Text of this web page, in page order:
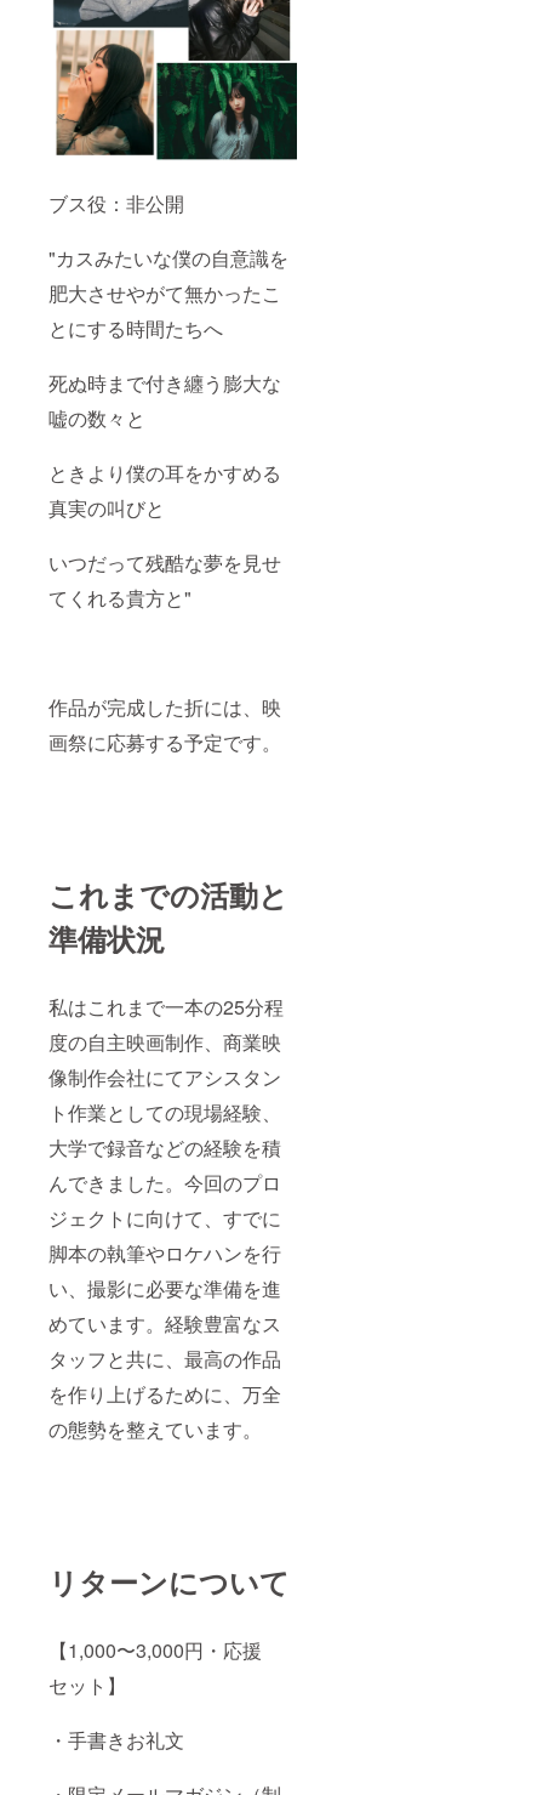
ブス役：非公開
"カスみたいな僕の自意識を
肥大させやがて無かったこ
とにする時間たちへ
死ぬ時まで付き纏う膨大な
嘘の数々と
ときより僕の耳をかすめる
真実の叫びと
いつだって残酷な夢を見せ
てくれる貴方と"
作品が完成した折には、映
画祭に応募する予定です。
これまでの活動と
準備状況
私はこれまで一本の25分程
度の自主映画制作、商業映
像制作会社にてアシスタン
ト作業としての現場経験、
大学で録音などの経験を積
んできました。今回のプロ
ジェクトに向けて、すでに
脚本の執筆やロケハンを行
い、撮影に必要な準備を進
めています。経験豊富なス
タッフと共に、最高の作品
を作り上げるために、万全
の態勢を整えています。
リターンについて
【1,000〜3,000円・応援
セット】
・手書きお礼文